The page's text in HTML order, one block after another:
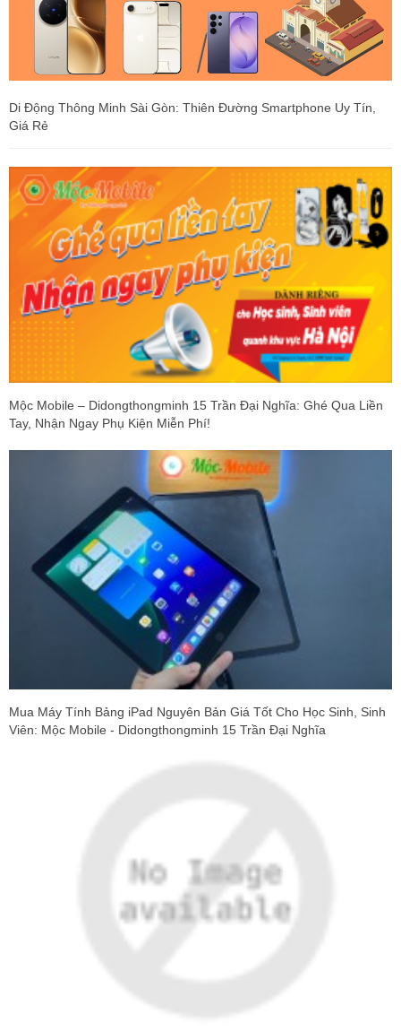
Di Động Thông Minh Sài Gòn: Thiên Đường Smartphone Uy Tín,
Giá Rẻ
Mộc Mobile – Didongthongminh 15 Trần Đại Nghĩa: Ghé Qua Liền
Tay, Nhận Ngay Phụ Kiện Miễn Phí!
Mua Máy Tính Bảng iPad Nguyên Bản Giá Tốt Cho Học Sinh, Sinh
Viên: Mộc Mobile - Didongthongminh 15 Trần Đại Nghĩa